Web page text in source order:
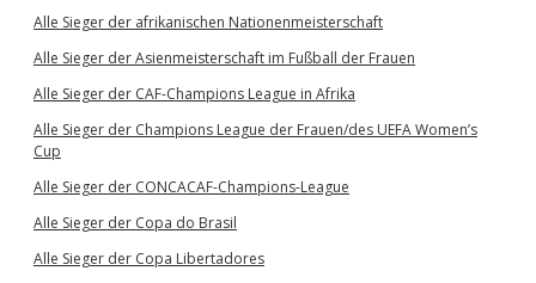
Alle Sieger der afrikanischen Nationenmeisterschaft
Alle Sieger der Asienmeisterschaft im Fußball der Frauen
Alle Sieger der CAF-Champions League in Afrika
Alle Sieger der Champions League der Frauen/des UEFA Women’s
Cup
Alle Sieger der CONCACAF-Champions-League
Alle Sieger der Copa do Brasil
Alle Sieger der Copa Libertadores